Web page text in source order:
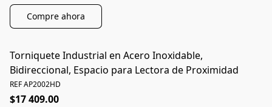
Compre ahora
Torniquete Industrial en Acero Inoxidable,
Bidireccional, Espacio para Lectora de Proximidad
REF AP2002HD
$17 409.00